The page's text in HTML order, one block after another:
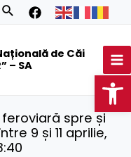
Search
de Căi
– SA
spre și
9 și 11 aprilie,